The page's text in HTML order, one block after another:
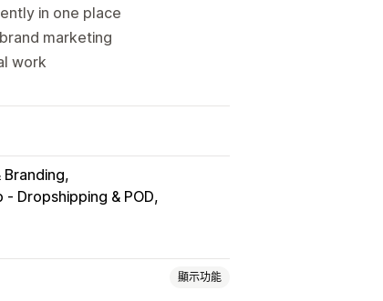
in one place
marketing
work
Branding
‑ Dropshipping & POD
顯示功能